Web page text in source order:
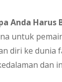
Anda Harus
untuk
diri ke dunia
dan